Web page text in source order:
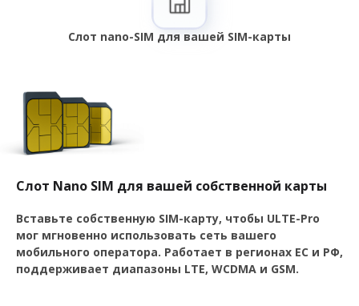
Слот nano-SIM для вашей SIM-карты
Слот Nano SIM для вашей собственной карты
Вставьте собственную SIM-карту, чтобы ULTE-Pro
мог мгновенно использовать сеть вашего
мобильного оператора. Работает в регионах ЕС и РФ,
поддерживает диапазоны LTE, WCDMA и GSM.